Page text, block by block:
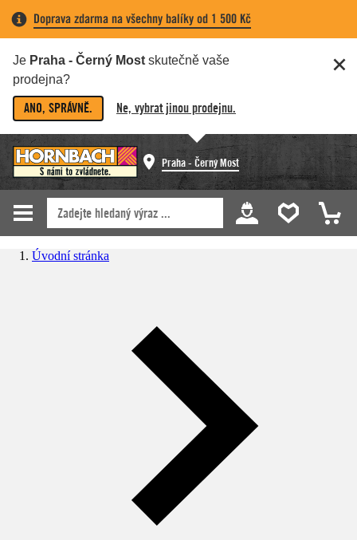
Doprava zdarma na všechny balíky od 1 500 Kč
Je Praha - Černý Most skutečně vaše
prodejna?
ANO, SPRÁVNĚ. Ne, vybrat jinou prodejnu.
Praha - Černý Most
Úvodní stránka